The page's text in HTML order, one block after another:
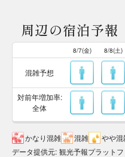
周辺の宿泊予報
8/7(金) 8/8(土)
混雑予想
対前年増加率:
全体
かなり混雑 混雑 やや混
データ提供元: 観光予報プラット